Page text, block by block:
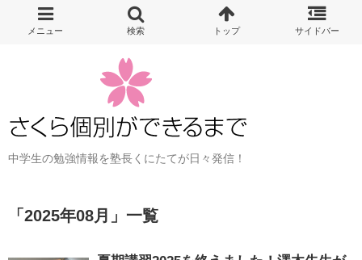
中学生の勉強情報を塾長くにたてが日々発信！
「 2025年08月 」 一覧